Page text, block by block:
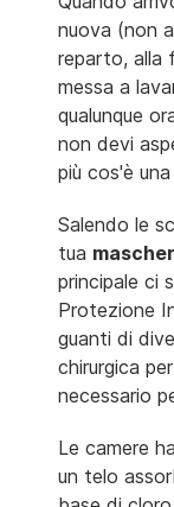
nuova (non
reparto, alla
messa a
qualunque
non devi
più cos'è
Salendo le
tua
principale ci
Protezione
guanti di
chirurgica
necessario
Le camere
un telo